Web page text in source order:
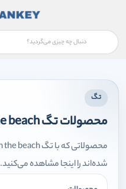
تگ
محصولات تگ death stranding on the beach
شده‌اند را اینجا مشاهده می‌کنید.